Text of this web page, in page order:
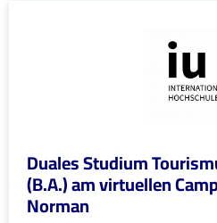
Duales Studium
(B.A.) am virtuellen
Norman